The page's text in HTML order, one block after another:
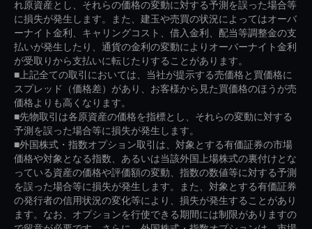
れ原資産とし、それらの価格の変動に対する予測を誤った場合等
に損失が発生します。また、建玉や売買の状況によってはオーバ
ーナイト金利、キャリングコスト、借入金利、配当等調整金の支
払いが発生したり、通貨の金利の変動によりオーバーナイト金利
が受取りから支払いに転じたりすることがあります。
■上記全ての取引においては、当社が提示する売価格と買価格に
スプレッド（価格差）があり、お客様から見た買価格のほうが売
価格よりも高くなります。
■先物取引は各原資産の価格を指標とし、それらの変動に対する
予測を誤った場合等に損失が発生します。
■外国株式・指数オプション取引は、対象とする有価証券の市場
価格や対象となる指数、あるいは当該外国上場株式の裏付けとな
っている資産の価格や評価額の変動、指数の数値等に対する予測
を誤った場合等に損失が発生します。また、対象とする有価証券
の発行者の信用状況の変化等により、損失が発生することがあり
ます。なお、オプションを行使できる期間には制限がありますの